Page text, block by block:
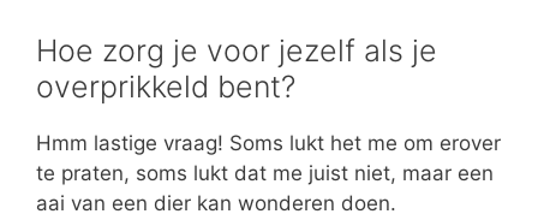
Hoe zorg je voor jezelf als je
overprikkeld bent?
Hmm lastige vraag! Soms lukt het me om erover
te praten, soms lukt dat me juist niet, maar een
aai van een dier kan wonderen doen.